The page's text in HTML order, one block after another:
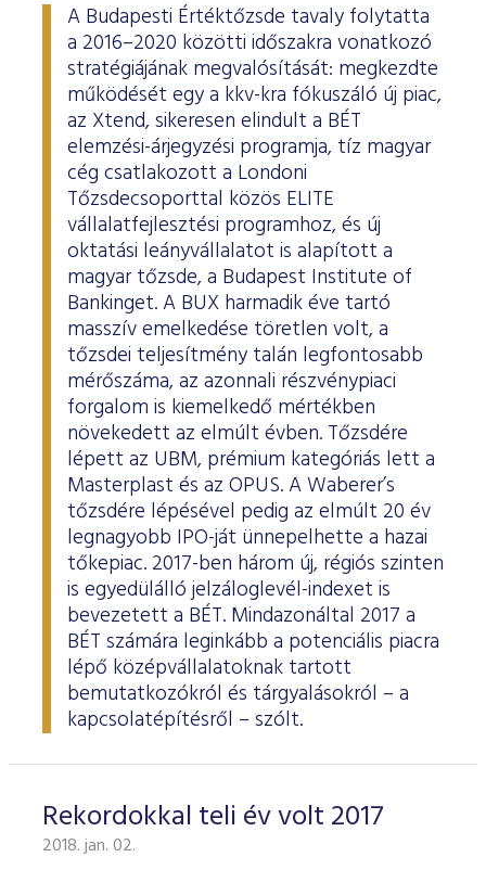
A Budapesti Értéktőzsde tavaly folytatta
a 2016–2020 közötti időszakra vonatkozó
stratégiájának megvalósítását: megkezdte
működését egy a kkv-kra fókuszáló új piac,
az Xtend, sikeresen elindult a BÉT
elemzési-árjegyzési programja, tíz magyar
cég csatlakozott a Londoni
Tőzsdecsoporttal közös ELITE
vállalatfejlesztési programhoz, és új
oktatási leányvállalatot is alapított a
magyar tőzsde, a Budapest Institute of
Bankinget. A BUX harmadik éve tartó
masszív emelkedése töretlen volt, a
tőzsdei teljesítmény talán legfontosabb
mérőszáma, az azonnali részvénypiaci
forgalom is kiemelkedő mértékben
növekedett az elmúlt évben. Tőzsdére
lépett az UBM, prémium kategóriás lett a
Masterplast és az OPUS. A Waberer’s
tőzsdére lépésével pedig az elmúlt 20 év
legnagyobb IPO-ját ünnepelhette a hazai
tőkepiac. 2017-ben három új, régiós szinten
is egyedülálló jelzáloglevél-indexet is
bevezetett a BÉT. Mindazonáltal 2017 a
BÉT számára leginkább a potenciális piacra
lépő középvállalatoknak tartott
bemutatkozókról és tárgyalásokról – a
kapcsolatépítésről – szólt.
Rekordokkal teli év volt 2017
2018. jan. 02.